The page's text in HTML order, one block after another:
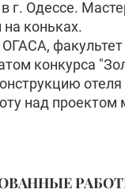
г. Одессе.
коньках.
конкурса
над